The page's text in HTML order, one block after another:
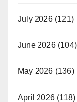
July 2026(121)
June 2026(104)
May 2026 (136)
April 2026 (118)